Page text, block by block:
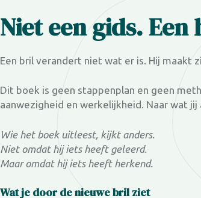
Niet een gids.
Een bril verandert niet wat er is. Hij maakt
Dit boek is geen stappenplan en geen
aanwezigheid en werkelijkheid. Naar wat
Wie het boek uitleest, kijkt anders.
Niet omdat hij iets heeft geleerd.
Maar omdat hij iets heeft herkend.
Wat je door de nieuwe bril ziet